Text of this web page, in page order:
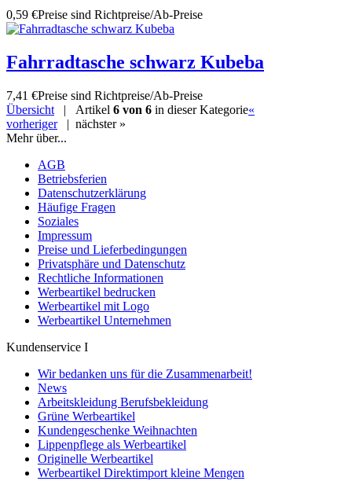
0,59 €Preise sind Richtpreise/Ab-Preise
Fahrradtasche schwarz Kubeba
7,41 €Preise sind Richtpreise/Ab-Preise
Übersicht | Artikel 6 von 6 in dieser Kategorie«
vorheriger| nächster »
Mehr über...
AGB
Betriebsferien
Datenschutzerklärung
Häufige Fragen
Soziales
Impressum
Preise und Lieferbedingungen
Privatsphäre und Datenschutz
Rechtliche Informationen
Werbeartikel bedrucken
Werbeartikel mit Logo
Werbeartikel Unternehmen
Kundenservice I
Wir bedanken uns für die Zusammenarbeit!
News
Arbeitskleidung Berufsbekleidung
Grüne Werbeartikel
Kundengeschenke Weihnachten
Lippenpflege als Werbeartikel
Originelle Werbeartikel
Werbeartikel Direktimport kleine Mengen